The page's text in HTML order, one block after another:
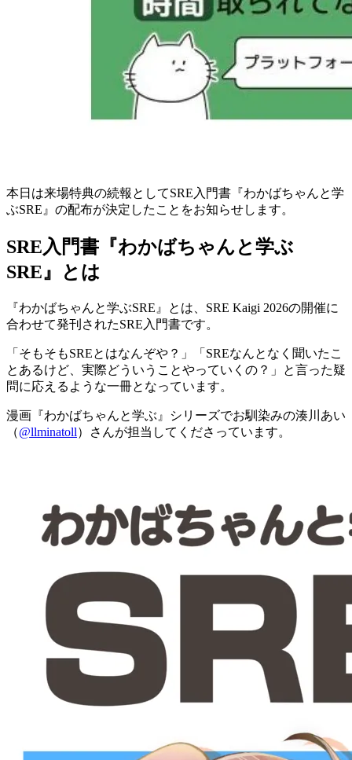
本日は来場特典の続報としてSRE入門書『わかばちゃんと学
ぶSRE』の配布が決定したことをお知らせします。
SRE入門書『わかばちゃんと学ぶ
SRE』とは
『わかばちゃんと学ぶSRE』とは、SRE Kaigi 2026の開催に
合わせて発刊されたSRE入門書です。
「そもそもSREとはなんぞや？」「SREなんとなく聞いたこ
とあるけど、実際どういうことやっていくの？」と言った疑
問に応えるような一冊となっています。
漫画『わかばちゃんと学ぶ』シリーズでお馴染みの湊川あい
（@llminatoll）さんが担当してくださっています。